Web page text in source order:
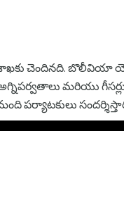
చెందినది. బొలీవియా
మరియు